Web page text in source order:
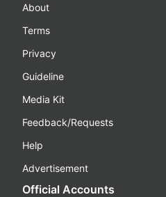
About
Terms
Privacy
Guideline
Media Kit
Feedback/Requests
Help
Advertisement
Official Accounts